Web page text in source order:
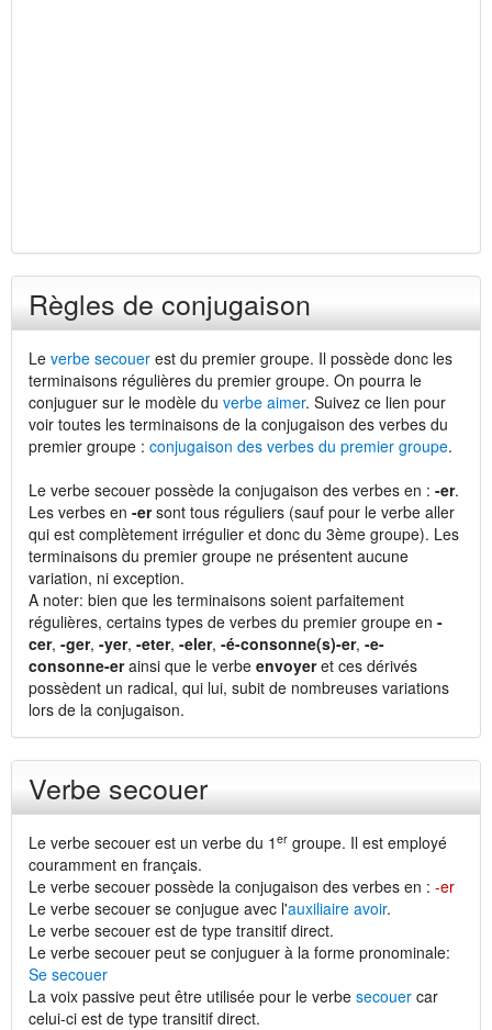
Règles de conjugaison
Le verbe secouer est du premier groupe. Il possède donc les
terminaisons régulières du premier groupe. On pourra le
conjuguer sur le modèle du verbe aimer. Suivez ce lien pour
voir toutes les terminaisons de la conjugaison des verbes du
premier groupe : conjugaison des verbes du premier groupe.
Le verbe secouer possède la conjugaison des verbes en : -er.
Les verbes en -ersont tous réguliers (sauf pour le verbe aller
qui est complètement irrégulier et donc du 3ème groupe). Les
terminaisons du premier groupe ne présentent aucune
variation, ni exception.
A noter: bien que les terminaisons soient parfaitement
régulières, certains types de verbes du premier groupe en -
cer, -ger, -yer, -eter, -eler, -é-consonne(s)-er, -e-
consonne-erainsi que le verbe envoyeret ces dérivés
possèdent un radical, qui lui, subit de nombreuses variations
lors de la conjugaison.
Verbe secouer
Le verbe secouer est un verbe du 1 er groupe. Il est employé
couramment en français.
Le verbe secouer possède la conjugaison des verbes en : -er
Le verbe secouer se conjugue avec l'auxiliaire avoir.
Le verbe secouer est de type transitif direct.
Le verbe secouer peut se conjuguer à la forme pronominale:
Se secouer
La voix passive peut être utilisée pour le verbe secouer car
celui-ci est de type transitif direct.